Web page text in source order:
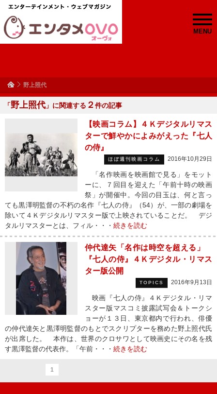
MENU
野上照代
「野上照代 」に関連する ２件の記事
【映画コラム】４Ｋデジタルリマス
ターで鮮やかによみがえった『七人
の侍』
ほぼ週刊映画コラム 2016年10月29日
「名作映画を映画館で見る」をモット
ーに、７回目を迎えた「午前十時の映画
祭」が開催中。今回の目玉は、何と言っ
ても黒澤明監督の不朽の名作『七人の侍』（54）が、一部の劇場を
除いて４Ｋデジタルリマスター版で上映されていることだ。 デジ
タルリマスターとは、フィル・・・ 続きを読む
仲代達矢「名作は時空を超える」
『七人の侍』４Ｋデジタル・リマス
ター版公開
TOPICS 2016年9月13日
映画『七人の侍』４Ｋデジタル・リマ
スター版マスコミ披露試写会＆トークシ
ョーが１３日、東京都内で行われ、俳優
の仲代達矢と黒澤明監督のもとでスクリプターを務めた野上照代氏
が出席した。 本作は、世界のクロサワとして映画史にその名を残
す黒澤監督の代表作。「午前・・・ 続きを読む
1